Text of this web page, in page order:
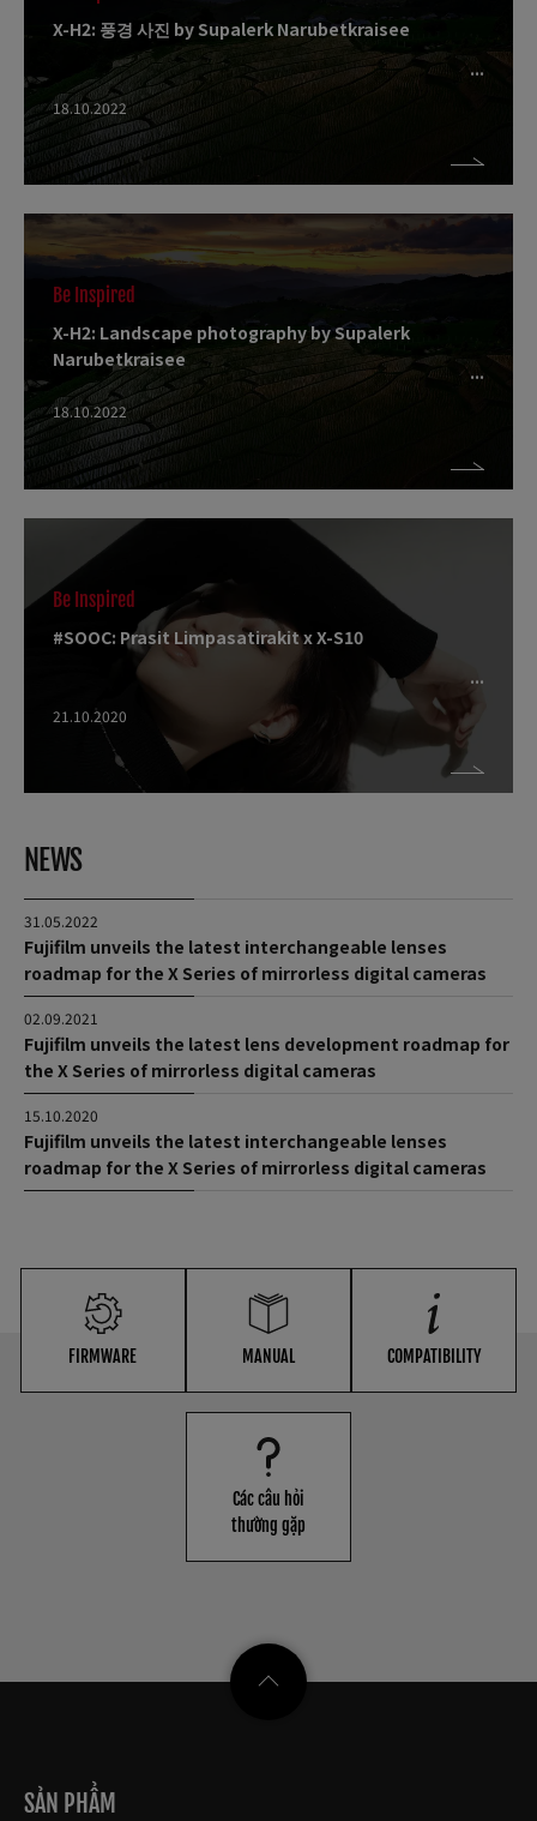
X-H2: 풍경 사진 by Supalerk Narubetkraisee
18.10.2022
Be Inspired
X-H2: Landscape photography by Supalerk
Narubetkraisee
18.10.2022
Be Inspired
#SOOC: Prasit Limpasatirakit x X-S10
21.10.2020
NEWS
31.05.2022
Fujifilm unveils the latest interchangeable lenses
roadmap for the X Series of mirrorless digital cameras
02.09.2021
Fujifilm unveils the latest lens development roadmap for
the X Series of mirrorless digital cameras
15.10.2020
Fujifilm unveils the latest interchangeable lenses
roadmap for the X Series of mirrorless digital cameras
FIRMWARE MANUAL COMPATIBILITY
Các câu hỏi
thường gặp
SẢN PHẨM